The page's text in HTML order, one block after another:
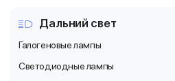
Дальний свет
Галогеновые лампы
Светодиодные лампы